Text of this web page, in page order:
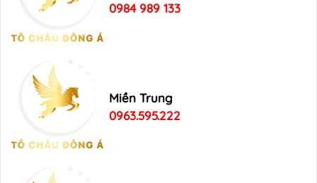
0984 989 133
Miền Trung
0963.595.222